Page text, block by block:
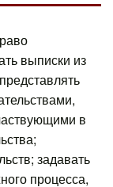
выписки из
в
задавать
процесса,